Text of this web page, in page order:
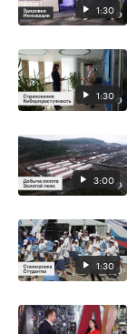
1:30
1:30
3:00
1:30